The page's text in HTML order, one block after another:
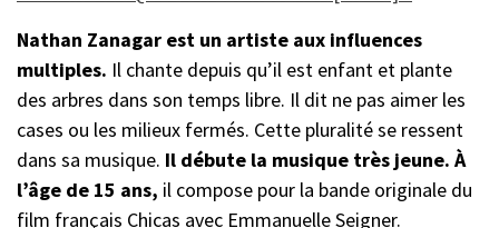
Nathan Zanagar est un artiste aux influences
multiples. Il chante depuis qu’il est enfant et plante
des arbres dans son temps libre. Il dit ne pas aimer les
cases ou les milieux fermés. Cette pluralité se ressent
dans sa musique. Il débute la musique très jeune. À
l’âge de 15 ans, il compose pour la bande originale du
film français Chicas avec Emmanuelle Seigner.